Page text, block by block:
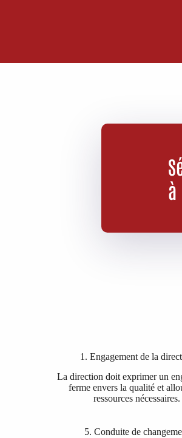
à
1. Engagement de la
La direction doit exprimer un
ferme envers la qualité et
ressources nécessaires.
5. Conduite de